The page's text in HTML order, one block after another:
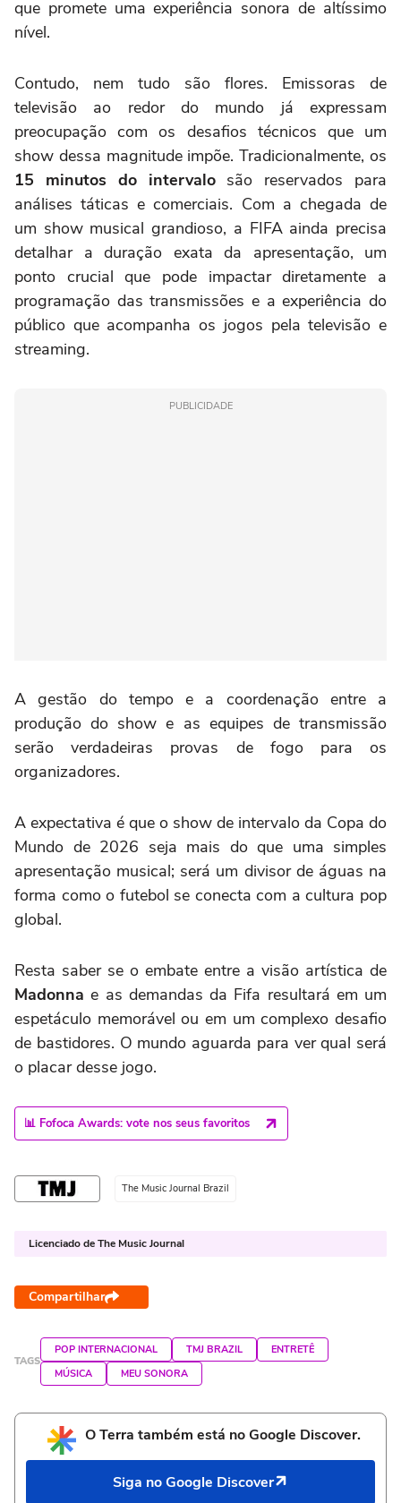
que promete uma experiência sonora de altíssimo
nível.
Contudo, nem tudo são flores. Emissoras de
televisão ao redor do mundo já expressam
preocupação com os desafios técnicos que um
show dessa magnitude impõe. Tradicionalmente, os
15 minutos do intervalo são reservados para
análises táticas e comerciais. Com a chegada de
um show musical grandioso, a FIFA ainda precisa
detalhar a duração exata da apresentação, um
ponto crucial que pode impactar diretamente a
programação das transmissões e a experiência do
público que acompanha os jogos pela televisão e
streaming.
PUBLICIDADE
A gestão do tempo e a coordenação entre a
produção do show e as equipes de transmissão
serão verdadeiras provas de fogo para os
organizadores.
A expectativa é que o show de intervalo da Copa do
Mundo de 2026 seja mais do que uma simples
apresentação musical; será um divisor de águas na
forma como o futebol se conecta com a cultura pop
global.
Resta saber se o embate entre a visão artística de
Madonna e as demandas da Fifa resultará em um
espetáculo memorável ou em um complexo desafio
de bastidores. O mundo aguarda para ver qual será
o placar desse jogo.
📊 Fofoca Awards: vote nos seus favoritos
The Music Journal Brazil
Licenciado de The Music Journal
Compartilhar
TAGS
POP INTERNACIONAL TMJ BRAZIL
ENTRETÊ
MÚSICA
MEU SONORA
O Terra também está no Google Discover.
Siga no Google Discover